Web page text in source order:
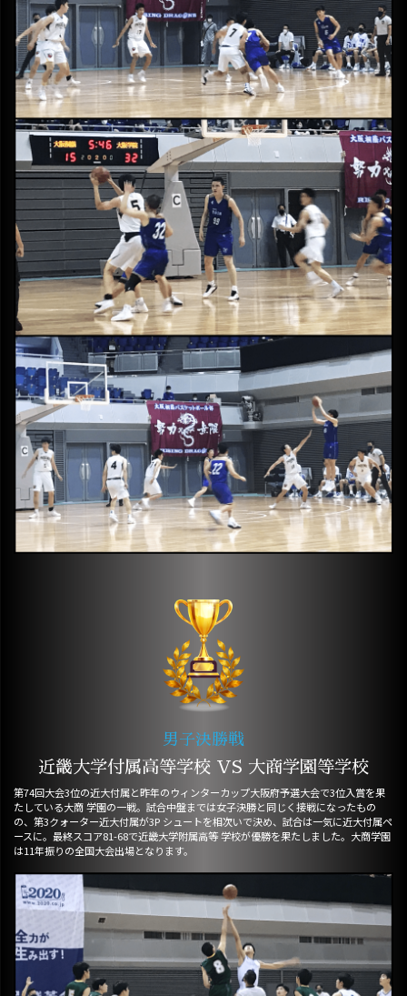
男子決勝戦
近畿大学付属高等学校 VS 大商学園等学校
第74回大会3位の近大付属と昨年のウィンターカップ大阪府予選大会で3位入賞を果
たしている大商 学園の一戦。試合中盤までは女子決勝と同じく接戦になったもの
の、第3クォーター近大付属が3P シュートを相次いで決め、試合は一気に近大付属ペ
ースに。最終スコア81-68で近畿大学附属高等 学校が優勝を果たしました。大商学園
は11年振りの全国大会出場となります。